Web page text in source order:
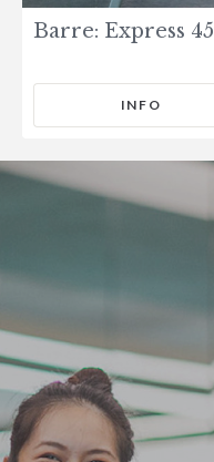
Barre: Express 45
INFO